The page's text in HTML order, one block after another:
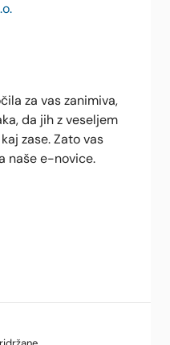
za vas zanimiva,
da jih z veseljem
zase. Zato vas
naše e-novice.